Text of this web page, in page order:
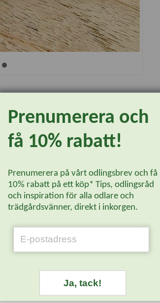
Används i matlagning.
Läs mer...
-29%
Prenumerera och
få 10% rabatt!
Prenumerera på vårt odlingsbrev och få
10% rabatt på ett köp* Tips, odlingsråd
och inspiration för alla odlare och
trädgårdsvänner, direkt i inkorgen.
Ja, tack!